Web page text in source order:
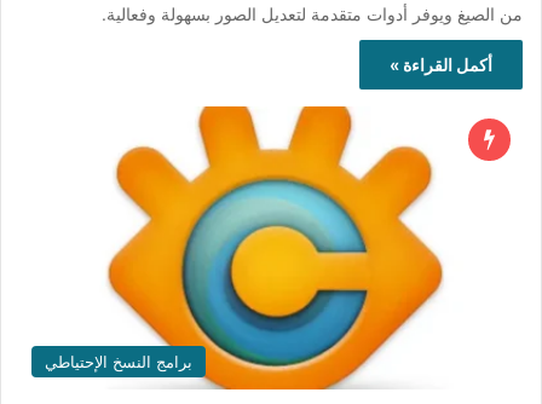
من الصيغ ويوفر أدوات متقدمة لتعديل الصور بسهولة وفعالية.
أكمل القراءة »
برامج النسخ الإحتياطي